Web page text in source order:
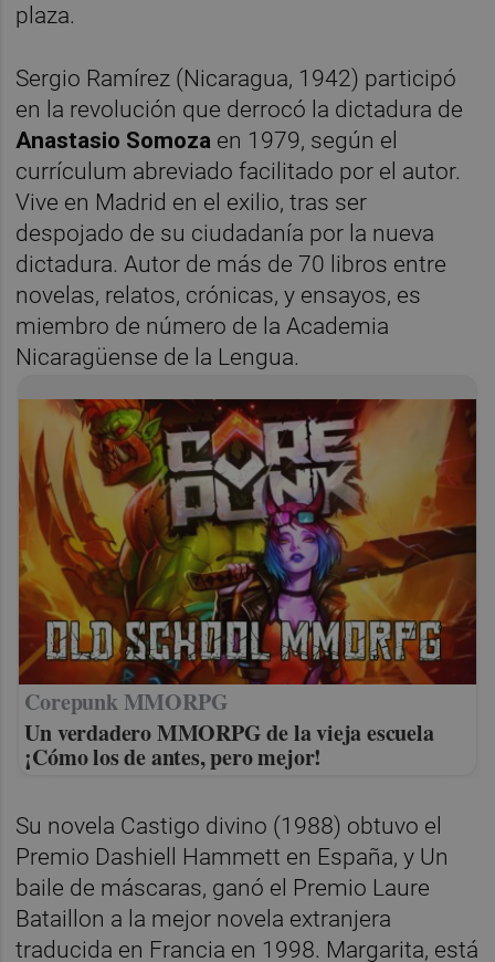
plaza.
Sergio Ramírez (Nicaragua, 1942) participó
en la revolución que derrocó la dictadura de
Anastasio Somoza en 1979, según el
currículum abreviado facilitado por el autor.
Vive en Madrid en el exilio, tras ser
despojado de su ciudadanía por la nueva
dictadura. Autor de más de 70 libros entre
novelas, relatos, crónicas, y ensayos, es
miembro de número de la Academia
Nicaragüense de la Lengua.
Corepunk MMORPG
Un verdadero MMORPG de la vieja escuela
¡Cómo los de antes, pero mejor!
Su novela Castigo divino (1988) obtuvo el
Premio Dashiell Hammett en España, y Un
baile de máscaras, ganó el Premio Laure
Bataillon a la mejor novela extranjera
traducida en Francia en 1998. Margarita, está